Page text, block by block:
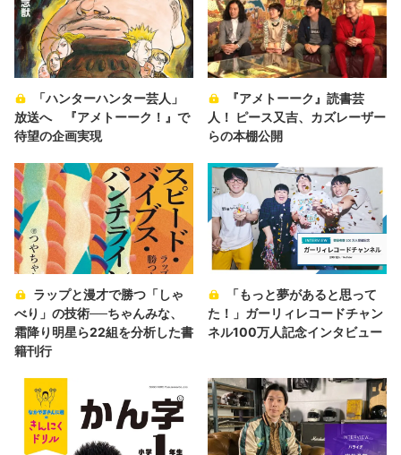
「ハンターハンター芸人」
放送へ 『アメトーーク！』で
待望の企画実現
『アメトーーク』読書芸
人！ ピース又吉、カズレーザー
らの本棚公開
ラップと漫才で勝つ「しゃ
べり」の技術──ちゃんみな、
霜降り明星ら22組を分析した書
籍刊行
「もっと夢があると思って
た！」ガーリィレコードチャン
ネル100万人記念インタビュー